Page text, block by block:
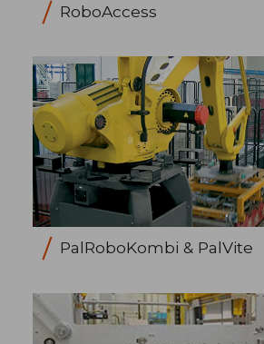
RoboAccess
PalRoboKombi & PalVite